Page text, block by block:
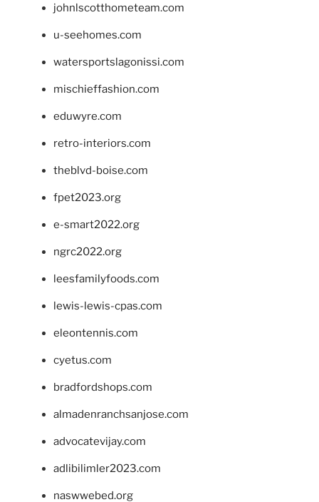
johnlscotthometeam.com
u-seehomes.com
watersportslagonissi.com
mischieffashion.com
eduwyre.com
retro-interiors.com
theblvd-boise.com
fpet2023.org
e-smart2022.org
ngrc2022.org
leesfamilyfoods.com
lewis-lewis-cpas.com
eleontennis.com
cyetus.com
bradfordshops.com
almadenranchsanjose.com
advocatevijay.com
adlibilimler2023.com
naswwebed.org